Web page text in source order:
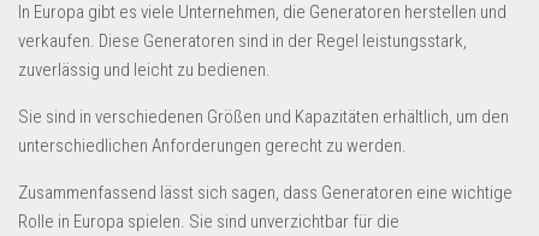
In Europa gibt es viele Unternehmen, die Generatoren herstellen und
verkaufen. Diese Generatoren sind in der Regel leistungsstark,
zuverlässig und leicht zu bedienen.
Sie sind in verschiedenen Größen und Kapazitäten erhältlich, um den
unterschiedlichen Anforderungen gerecht zu werden.
Zusammenfassend lässt sich sagen, dass Generatoren eine wichtige
Rolle in Europa spielen. Sie sind unverzichtbar für die